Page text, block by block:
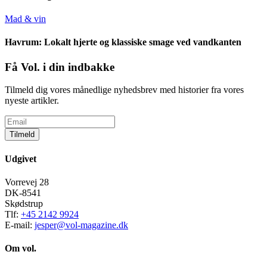
Mad & vin
Havrum: Lokalt hjerte og klassiske smage ved vandkanten
Få Vol. i din indbakke
Tilmeld dig vores månedlige nyhedsbrev med historier fra vores
nyeste artikler.
Tilmeld
Udgivet
Vorrevej 28
DK-8541
Skødstrup
Tlf: +45 2142 9924
E-mail: jesper@vol-magazine.dk
Om vol.